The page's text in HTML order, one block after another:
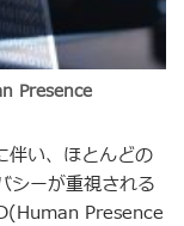
Presence
い、ほとんどの
シーが重視される
Presence